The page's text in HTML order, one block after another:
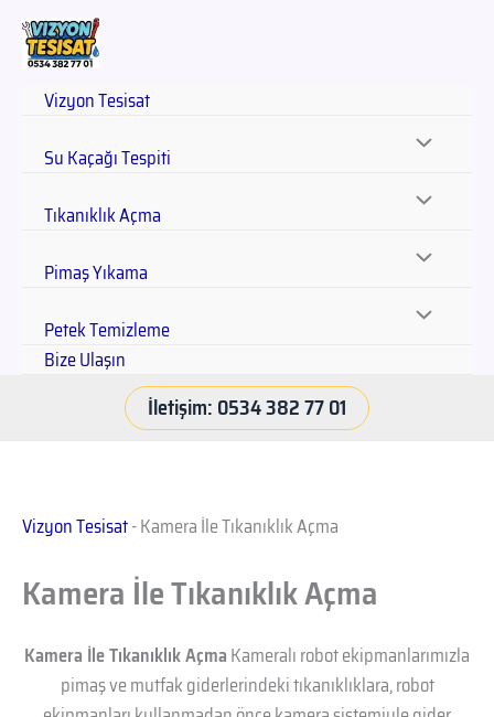
Vizyon Tesisat
Su Kaçağı Tespiti
Tıkanıklık Açma
Pimaş Yıkama
Petek Temizleme
Bize Ulaşın
İletişim: 0534 382 77 01
Vizyon Tesisat-Kamera İle Tıkanıklık Açma
Kamera İle Tıkanıklık Açma
Kamera İle Tıkanıklık AçmaKameralı robot ekipmanlarımızla
pimaş ve mutfak giderlerindeki tıkanıklıklara, robot